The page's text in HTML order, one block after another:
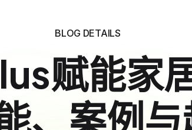
BLOG DETAILS
赋能家
、案例